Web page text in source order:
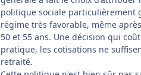
politique sociale particulièrement
régime très favorable, même
50 et 55 ans. Une décision qui
pratique, les cotisations ne
retraité.